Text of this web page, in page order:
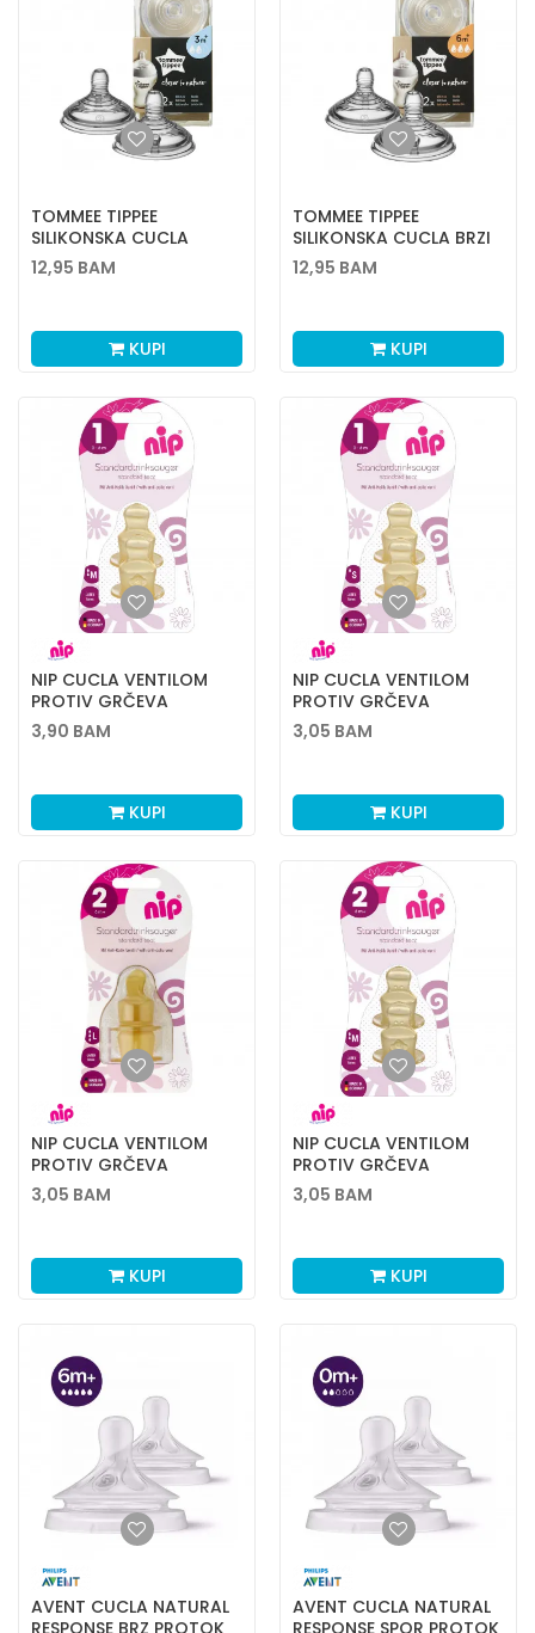
TOMMEE TIPPEE
SILIKONSKA CUCLA
SREDNJI PROTOK 2 KOM
3M+
12,95 BAM
KUPI
TOMMEE TIPPEE
SILIKONSKA CUCLA BRZI
PROTOK 2 KOM 6M+
12,95 BAM
KUPI
NIP CUCLA VENTILOM
PROTIV GRČEVA
KAUČUK 1M 2KOM
3,90 BAM
KUPI
NIP CUCLA VENTILOM
PROTIV GRČEVA
KAUČUK 1S 2 KOM
3,05 BAM
KUPI
NIP CUCLA VENTILOM
PROTIV GRČEVA
KAUČUK 2L 2 KOM
3,05 BAM
KUPI
NIP CUCLA VENTILOM
PROTIV GRČEVA
KAUČUK 2M 2 KOM
3,05 BAM
KUPI
AVENT CUCLA NATURAL
RESPONSE BRZ PROTOK
AVENT CUCLA NATURAL
RESPONSE SPOR PROTOK